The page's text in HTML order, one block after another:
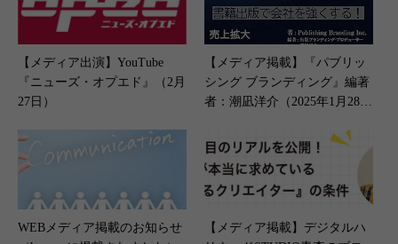
【メディア出演】YouTube
『ニューズ・オプエド』（2月
27日）
【メディア掲載】『パブリッ
シング ブランディング』編著
者：潮凪洋介（2025年1月28
WEBメディア掲載のお知らせ
【メディア掲載】デジタルハ